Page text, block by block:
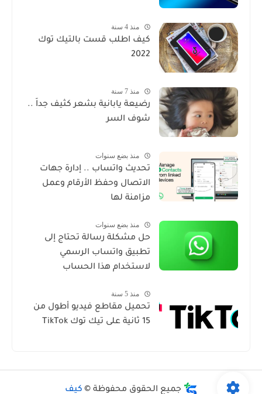
منذ 4 سنة
كيف اطلب قست بالتيك توك
2022
منذ 7 سنة
رضيعة يابانية بشعر كثيف جداً ..
شوف السر
منذ بضع سنوات
تحديث واتساب .. إدارة جهات
الاتصال وحفظ الأرقام وعمل
مزامنة لها
منذ بضع سنوات
حل مشكلة رسالة تحتاج إلى
تطبيق واتساب الرسمي
لاستخدام هذا الحساب
منذ 5 سنة
تحميل مقاطع فيديو أطول من
15 ثانية على تيك توك TikTok
جميع الحقوق محفوظة © كيف